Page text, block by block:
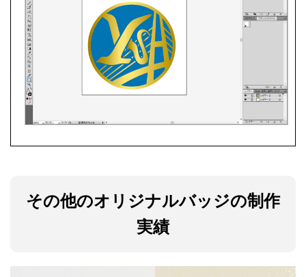
その他のオリジナルバッジの制作
実績